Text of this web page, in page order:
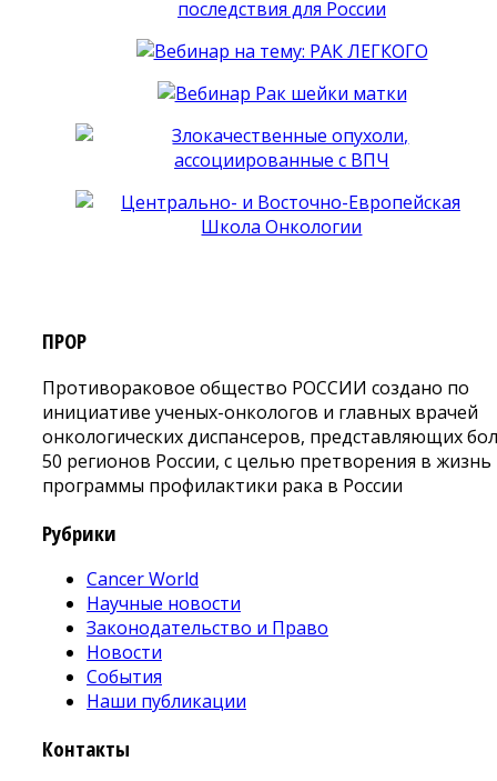
ПРОР
Противораковое общество РОССИИ создано по
инициативе ученых-онкологов и главных врачей
онкологических диспансеров, представляющих
50 регионов России, с целью претворения в жизнь
программы профилактики рака в России
Рубрики
Cancer World
Научные новости
Законодательство и Право
Новости
События
Наши публикации
Контакты